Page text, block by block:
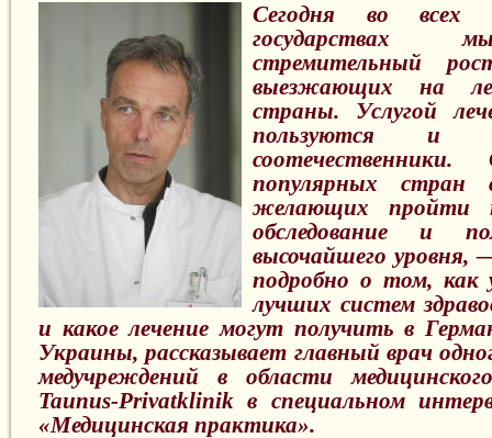
Сегодня во всех
государствах
стремительный
выезжающих на
страны. Услугой
пользуются и
соотечественники.
популярных стран
желающих пройти
обследование и
высочайшего уровня,
подробно о том, как
лучших систем
и какое лечение могут получить в
Украины, рассказывает главный врач
медучреждений в области
Taunus-Privatklinik в специальном
«Медицинская практика».